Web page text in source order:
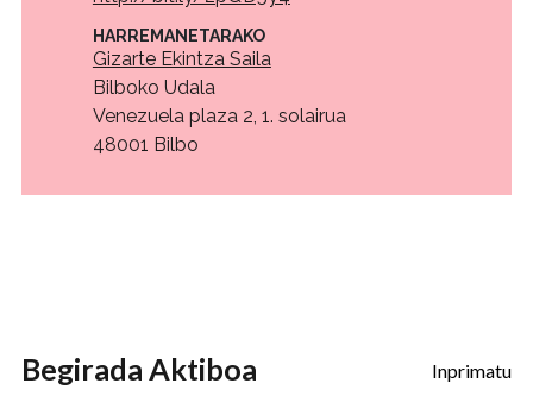
HARREMANETARAKO
Gizarte Ekintza Saila
Bilboko Udala
Venezuela plaza 2, 1. solairua
48001 Bilbo
Inprimatu
Esperientziak
Begirada Aktiboa